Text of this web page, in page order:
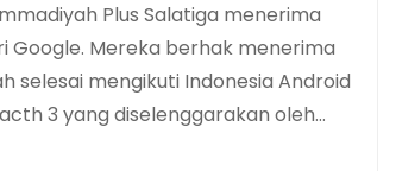
Plus Salatiga menerima
Google. Mereka berhak menerima
selesai mengikuti Indonesia Android
3 yang diselenggarakan oleh…